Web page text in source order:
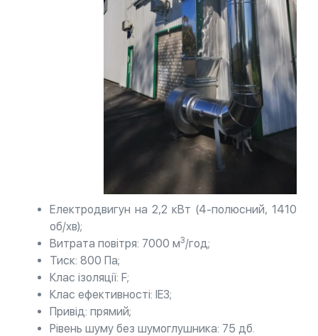
Електродвигун на 2,2 кВт (4-полюсний, 1410
об/хв);
Витрата повітря: 7000 м3/год;
Тиск: 800 Па;
Клас ізоляції: F;
Клас ефективності: IE3;
Привід: прямий;
Рівень шуму без шумоглушника: 75 дб.